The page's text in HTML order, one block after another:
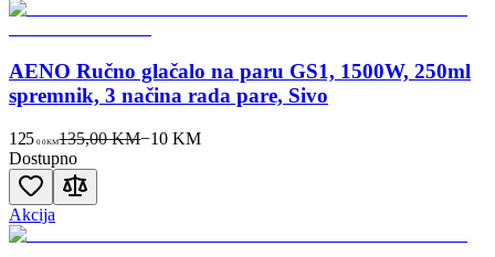
AENO Ručno glačalo na paru GS1, 1500W, 250ml
spremnik, 3 načina rada pare, Sivo
125 00KM135,00 KM−10 KM
Dostupno
Akcija